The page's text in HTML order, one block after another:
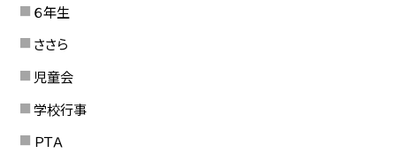
６年生
ささら
児童会
学校行事
ＰＴＡ